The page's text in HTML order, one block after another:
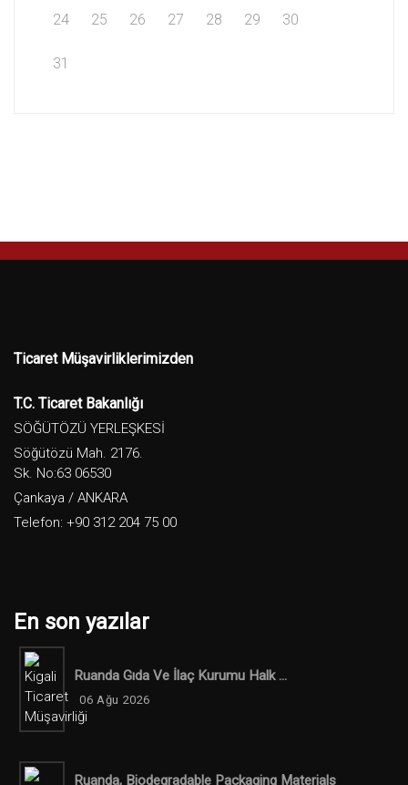
24 25 26 27 28 29 30
31
Ticaret Müşavirliklerimizden
T.C. Ticaret Bakanlığı
SÖĞÜTÖZÜ YERLEŞKESİ
Söğütözü Mah. 2176.
Sk. No:63 06530
Çankaya / ANKARA
Telefon: +90 312 204 75 00
En son yazılar
Ruanda Gıda Ve İlaç Kurumu Halk ...
06 Ağu 2026
Ruanda, Biodegradable Packaging Materials